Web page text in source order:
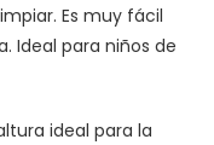
Es muy fácil
Ideal para niños de
ideal para la